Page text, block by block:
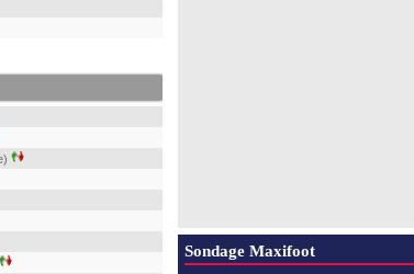
Sondage Maxifoot